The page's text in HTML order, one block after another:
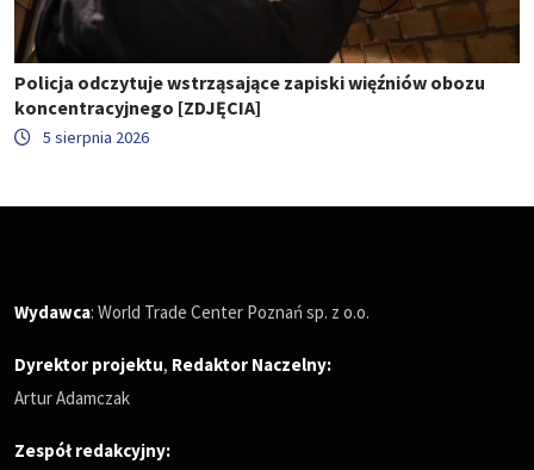
Policja odczytuje wstrząsające zapiski więźniów obozu
koncentracyjnego [ZDJĘCIA]
5 sierpnia 2026
Wydawca: World Trade Center Poznań sp. z o.o.
Dyrektor projektu, Redaktor Naczelny:
Artur Adamczak
Zespół redakcyjny: